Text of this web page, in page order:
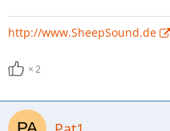
http://www.SheepSound.de
2